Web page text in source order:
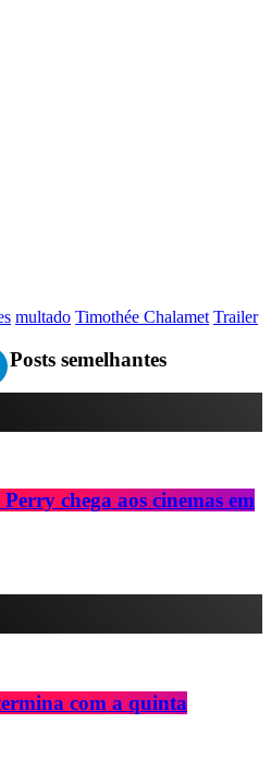
multado Timothée Chalamet Trailer
Posts semelhantes
chega aos cinemas em
com a quinta